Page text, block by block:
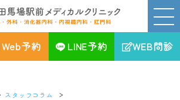
Web予約 LINE予約 WEB問診
れくらい？痛みの原因と楽に受ける方法｜高田馬
ニック｜新宿区の消化器、内視鏡、内科・外科・
スタッフコラム